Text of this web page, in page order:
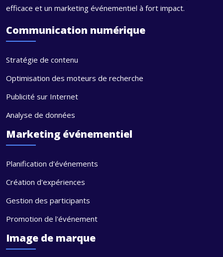
efficace et un marketing événementiel à fort impact.
Communication numérique
Stratégie de contenu
Optimisation des moteurs de recherche
Publicité sur Internet
Analyse de données
Marketing événementiel
Planification d'événements
Création d'expériences
Gestion des participants
Promotion de l'événement
Image de marque